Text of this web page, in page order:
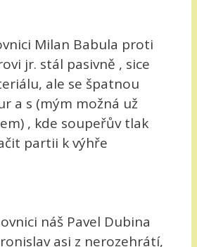
Milan Babula proti
jr. stál pasivně , sice
ale se špatnou
a s (mým možná už
, kde soupeřův tlak
partii k výhře
náš Pavel Dubina
asi z nerozehrátí,